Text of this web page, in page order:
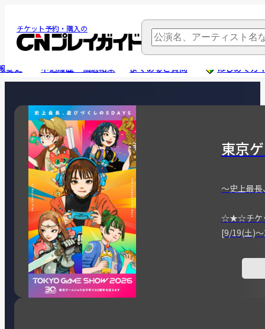
チケット予約・購入の
変更 申込履歴・抽選結果 よくあるご質問 はじめてガ
東京
～史上最長
☆★☆チケ
[9/19(土)